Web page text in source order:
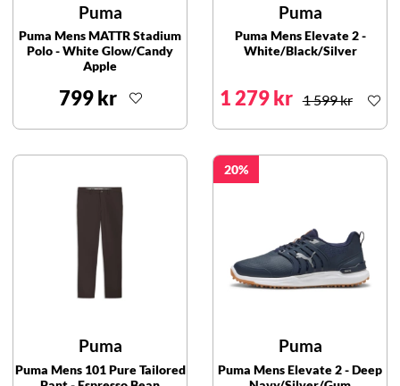
Puma
Puma Mens MATTR Stadium
Polo - White Glow/Candy
Apple
799 kr
Puma
Puma Mens Elevate 2 -
White/Black/Silver
1 279 kr 1 599 kr
Puma
Puma Mens 101 Pure Tailored
20
Puma
Puma Mens Elevate 2 - Deep